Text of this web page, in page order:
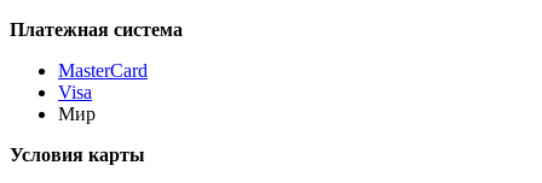
Платежная система
MasterCard
Visa
Мир
Условия карты